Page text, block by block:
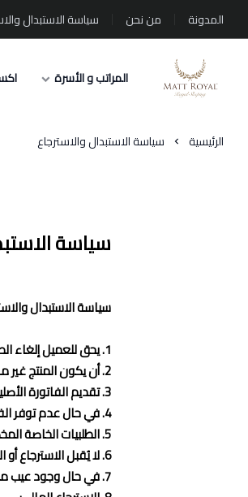
المدونة من نحن سياسة الاستبدال
Matt-Royal المراتب و الأسرة
الرئيسية سياسة الاستبدال والاسترجاع
سياسة
سياسة الاستبدال
1. يحق للعميل إلغاء الطلب أو استبدال / استرجاع المنتج خلال مدة أقصاها 3 أيام من تاريخ الطلب أو الاستلام، وذلك وفقًا للشروط التالية:
2. أن يكون المنتج غير مستخدم، وفي حالته الأصلية، مع الحفاظ على التغليف الكامل.
3. تقديم الفاتورة الأصلية شرط أساسي لإتمام الطلب.
4. في حال عدم توفر الفاتورة الأصلية، يمكن اعتماد نسخة منها بشرط توقيع العميل عليها كإثبات.
5. الطلبيات الخاصة المخصصة حسب الطلب أو المواصفات لا يشملها الاسترجاع أو الاستبدال نهائيًا.
6. لا يُقبل الاسترجاع أو الاستبدال في حال كان المنتج قد تم تخصيصه أو شحنه أو استخدامه.
7. في حال وجود عيب مصنعي أو تلف ظاهر، يُمكن الاسترجاع أو الاستبدال خلال المدة المحددة، وفقًا للشروط أعلاه.